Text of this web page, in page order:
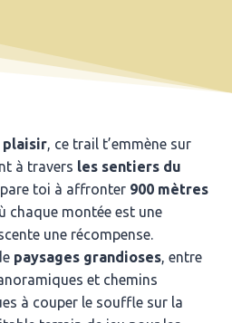
plaisir, ce trail t’emmène sur
à travers les sentiers du
toi à affronter 900 mètres
chaque montée est une
une récompense.
paysages grandioses, entre
et chemins
à couper le souffle sur la